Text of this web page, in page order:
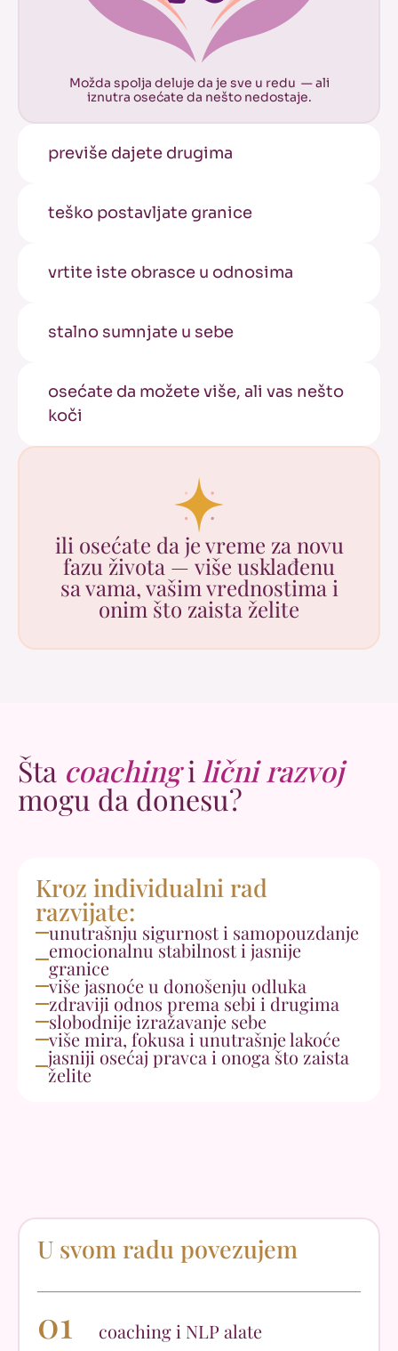
Možda spolja deluje da je sve u redu — ali
iznutra osećate da nešto nedostaje.
previše dajete drugima
teško postavljate granice
vrtite iste obrasce u odnosima
stalno sumnjate u sebe
osećate da možete više, ali vas nešto
koči
ili osećate da je vreme za novu
fazu života — više usklađenu
sa vama, vašim vrednostima i
onim što zaista želite
Šta coachingi lični razvoj
mogu da donesu?
Kroz individualni rad
razvijate:
unutrašnju sigurnost i samopouzdanje
emocionalnu stabilnost i jasnije
granice
više jasnoće u donošenju odluka
zdraviji odnos prema sebi i drugima
slobodnije izražavanje sebe
više mira, fokusa i unutrašnje lakoće
jasniji osećaj pravca i onoga što zaista
želite
U svom radu povezujem
01 coaching i NLP alate